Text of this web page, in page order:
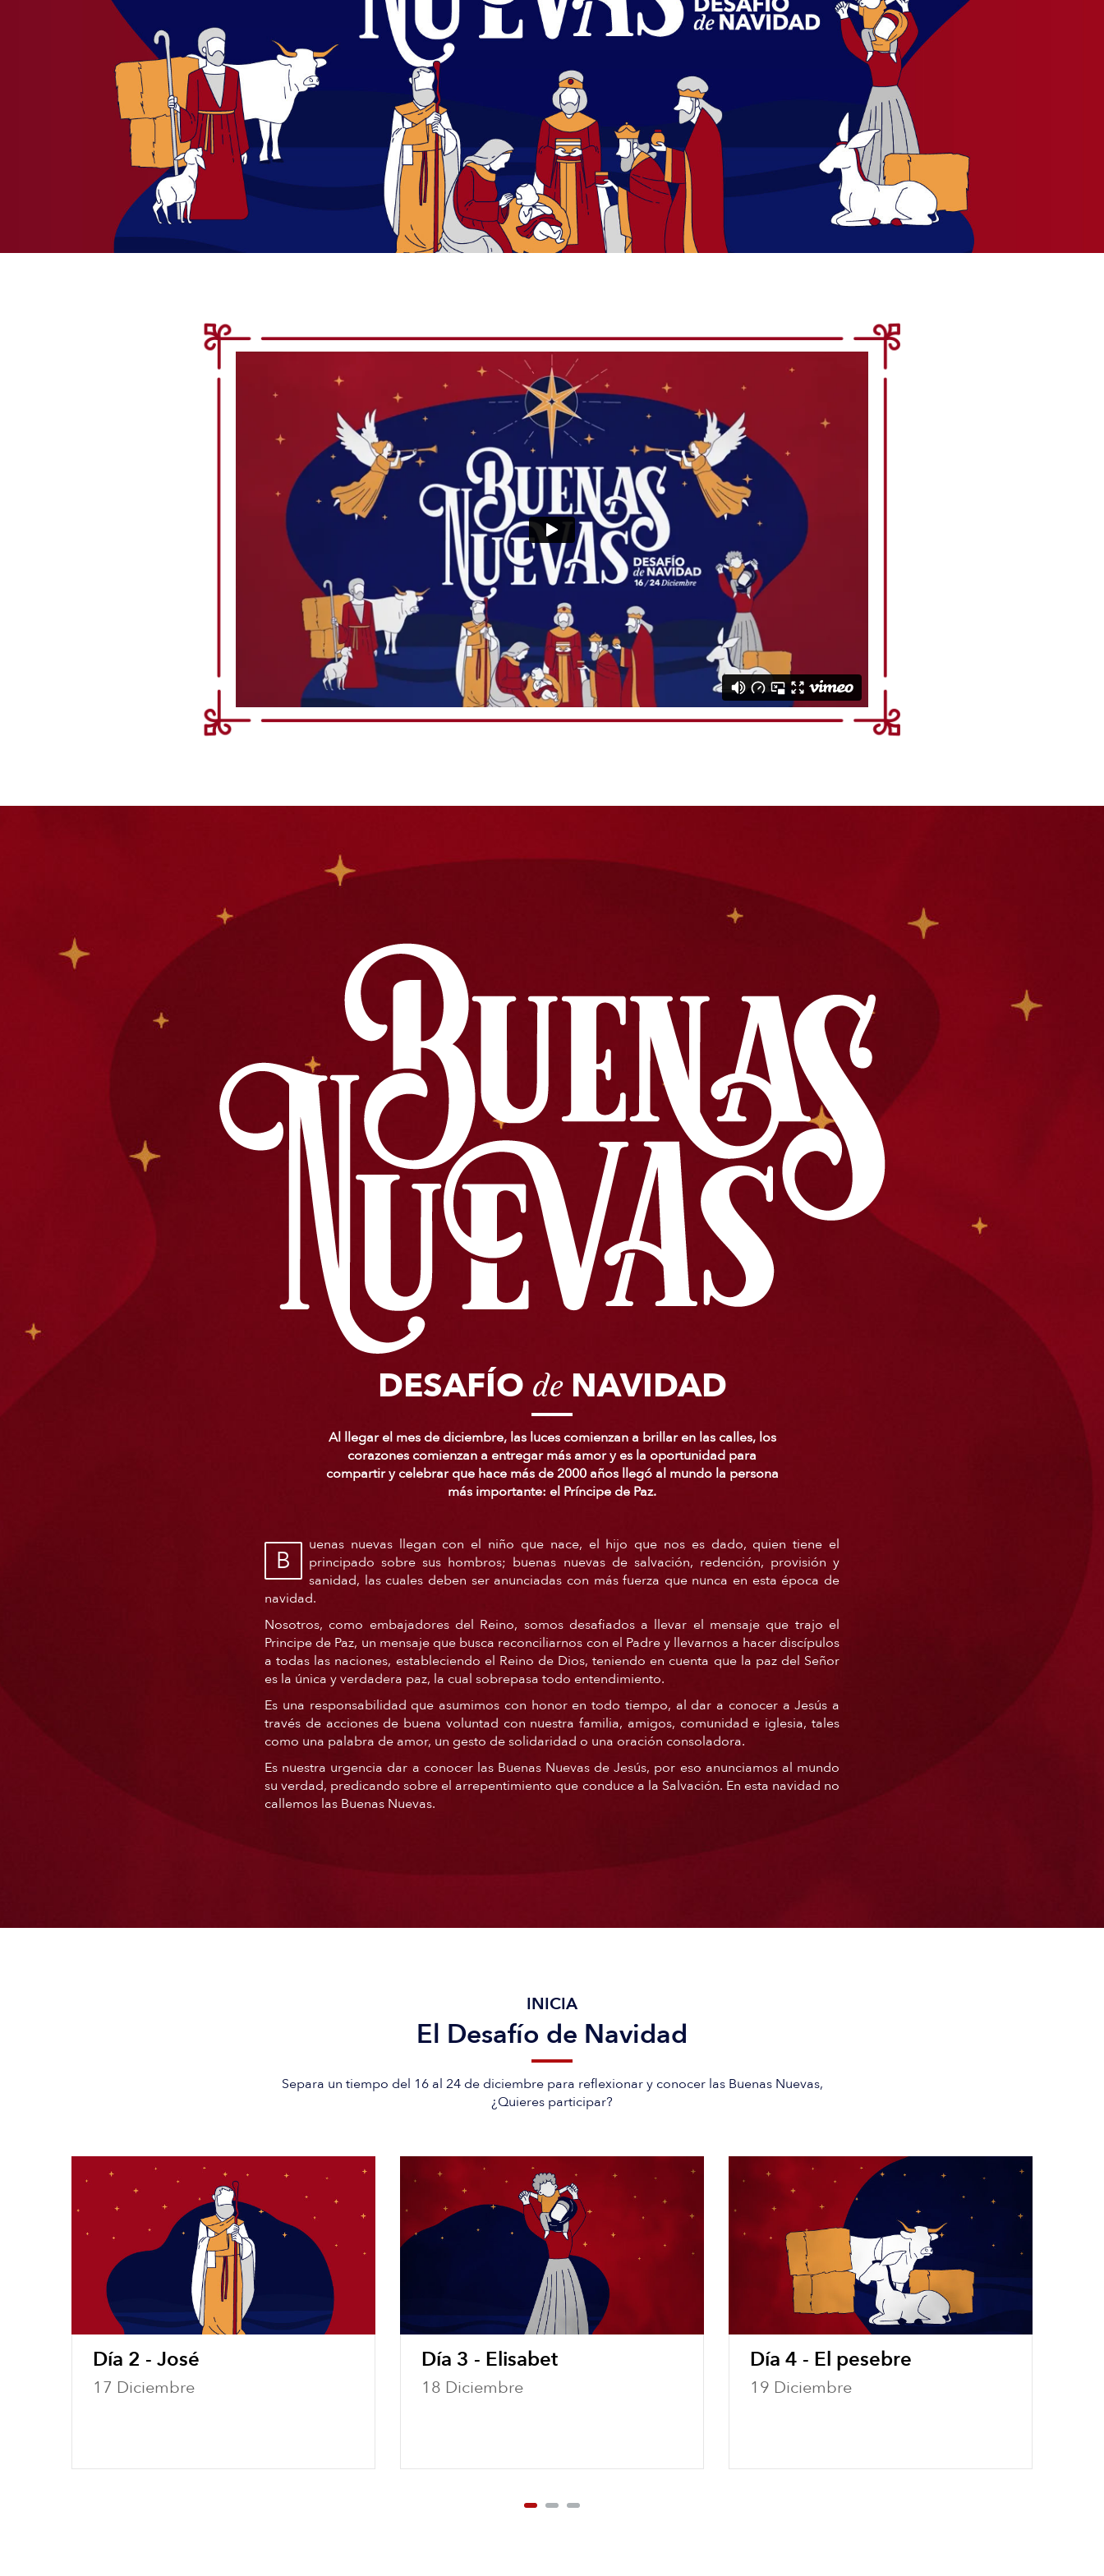
DESAFÍO deNAVIDAD
Al llegar el mes de diciembre, las luces comienzan a brillar en las calles, los
corazones comienzan a entregar más amor y es la oportunidad para
compartir y celebrar que hace más de 2000 años llegó al mundo la persona
más importante: el Príncipe de Paz.
B
uenas nuevas llegan con el niño que nace, el hijo que nos es dado, quien tiene el
principado sobre sus hombros; buenas nuevas de salvación, redención, provisión y
sanidad, las cuales deben ser anunciadas con más fuerza que nunca en esta época de
navidad.
Nosotros, como embajadores del Reino, somos desafiados a llevar el mensaje que trajo el
Principe de Paz, un mensaje que busca reconciliarnos con el Padre y llevarnos a hacer discípulos
a todas las naciones, estableciendo el Reino de Dios, teniendo en cuenta que la paz del Señor
es la única y verdadera paz, la cual sobrepasa todo entendimiento.
Es una responsabilidad que asumimos con honor en todo tiempo, al dar a conocer a Jesús a
través de acciones de buena voluntad con nuestra familia, amigos, comunidad e iglesia, tales
como una palabra de amor, un gesto de solidaridad o una oración consoladora.
Es nuestra urgencia dar a conocer las Buenas Nuevas de Jesús, por eso anunciamos al mundo
su verdad, predicando sobre el arrepentimiento que conduce a la Salvación. En esta navidad no
callemos las Buenas Nuevas.
INICIA
El Desafío de Navidad
Separa un tiempo del 16 al 24 de diciembre para reflexionar y conocer las Buenas Nuevas,
¿Quieres participar?
Día 2 - José
17 Diciembre
Día 3 - Elisabet
18 Diciembre
Día 4 - El pesebre
19 Diciembre